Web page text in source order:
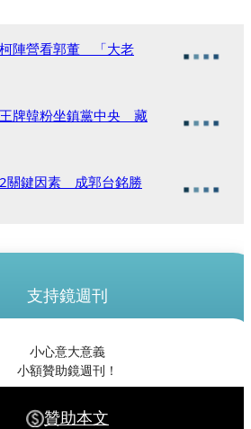
柯陣營看郭董 「大老
王牌韓粉坐鎮黨中央 藏
2關鍵因素 成郭台銘勝
支持鏡週刊
小心意大意義
小額贊助鏡週刊！
贊助本文